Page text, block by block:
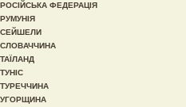
РОСІЙСЬКА ФЕДЕРАЦІЯ
РУМУНІЯ
СЕЙШЕЛИ
СЛОВАЧЧИНА
ТАЇЛАНД
ТУНІС
ТУРЕЧЧИНА
УГОРЩИНА